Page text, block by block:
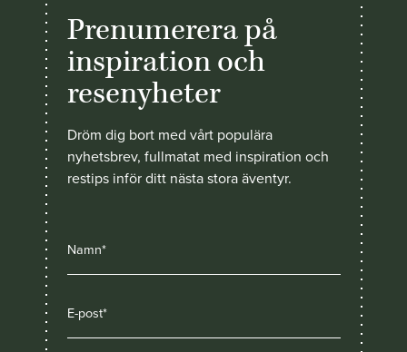
Prenumerera på
inspiration och
resenyheter
Dröm dig bort med vårt populära
nyhetsbrev, fullmatat med inspiration och
restips inför ditt nästa stora äventyr.